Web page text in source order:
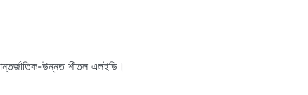
উন্নত শীতল এলইডি।